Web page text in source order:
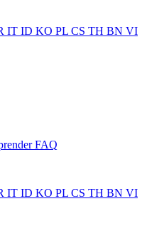
IT ID KO PL CS TH BN VI
FAQ
IT ID KO PL CS TH BN VI